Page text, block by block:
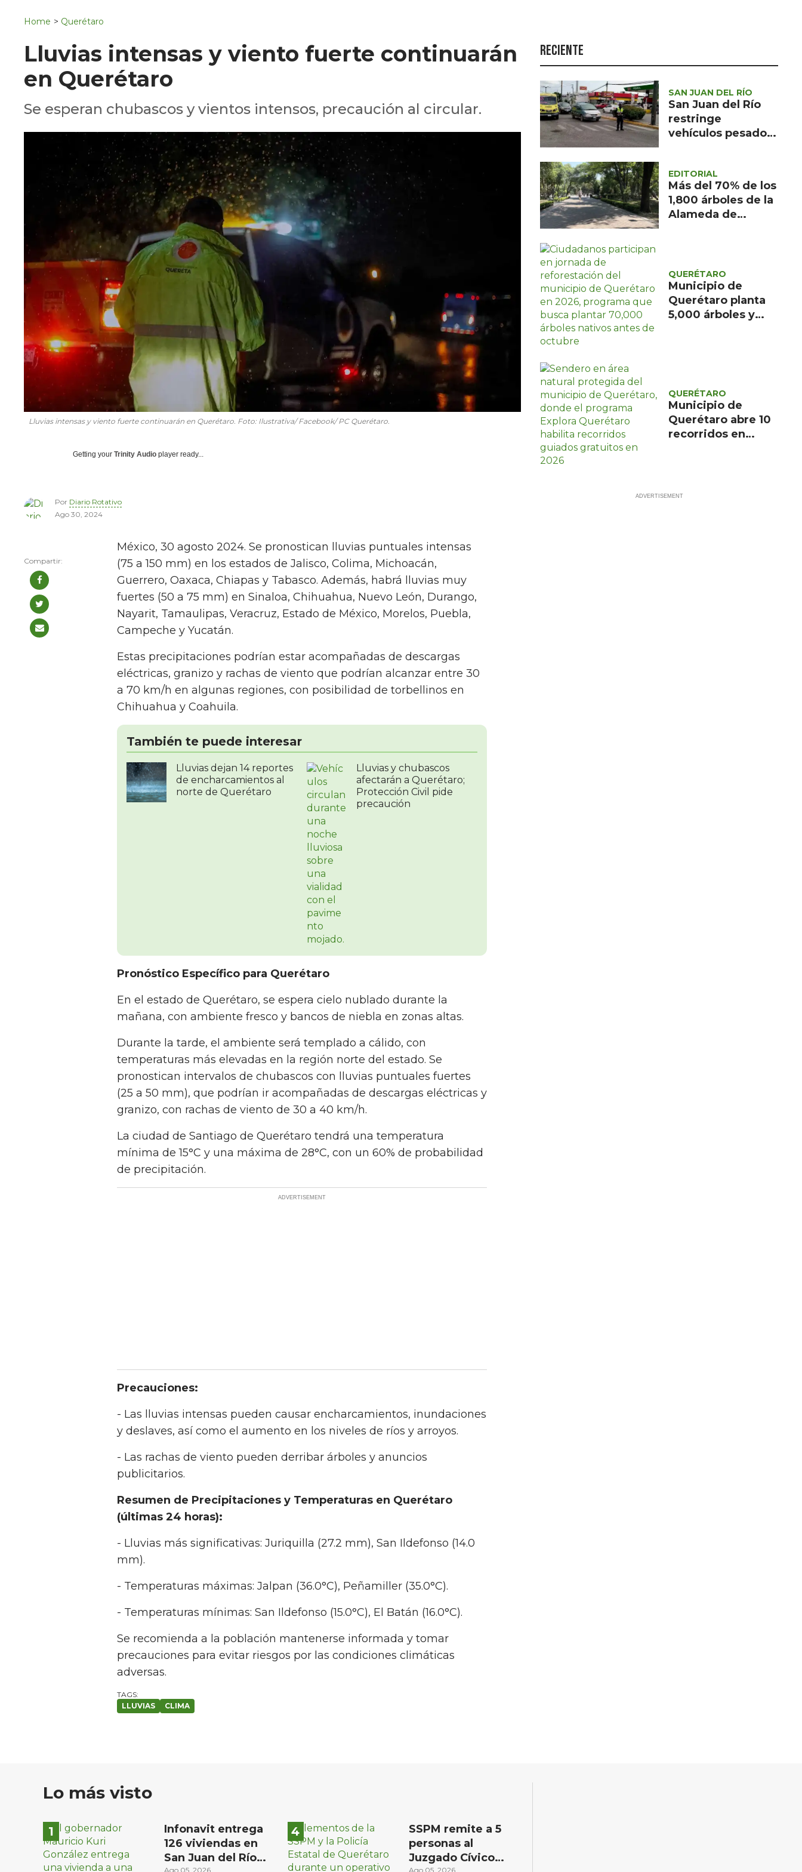
Política
Turismo
Asuntos Sociales
Estilo de vida
Home > Querétaro
Lluvias intensas y viento fuerte continuarán
en Querétaro
Se esperan chubascos y vientos intensos, precaución al circular.
Lluvias intensas y viento fuerte continuarán en Querétaro. Foto: Ilustrativa/ Facebook/ PC Querétaro.
Getting your Trinity Audio player ready...
Por Diario Rotativo
Ago 30, 2024
México, 30 agosto 2024. Se pronostican lluvias puntuales intensas
(75 a 150 mm) en los estados de Jalisco, Colima, Michoacán,
Guerrero, Oaxaca, Chiapas y Tabasco. Además, habrá lluvias muy
fuertes (50 a 75 mm) en Sinaloa, Chihuahua, Nuevo León, Durango,
Nayarit, Tamaulipas, Veracruz, Estado de México, Morelos, Puebla,
Campeche y Yucatán.
Estas precipitaciones podrían estar acompañadas de descargas
eléctricas, granizo y rachas de viento que podrían alcanzar entre 30
a 70 km/h en algunas regiones, con posibilidad de torbellinos en
Chihuahua y Coahuila.
También te puede interesar
Lluvias dejan 14 reportes
de encharcamientos al
norte de Querétaro
Lluvias y chubascos
afectarán a Querétaro;
Protección Civil pide
precaución
Pronóstico Específico para Querétaro
En el estado de Querétaro, se espera cielo nublado durante la
mañana, con ambiente fresco y bancos de niebla en zonas altas.
Durante la tarde, el ambiente será templado a cálido, con
temperaturas más elevadas en la región norte del estado. Se
pronostican intervalos de chubascos con lluvias puntuales fuertes
(25 a 50 mm), que podrían ir acompañadas de descargas eléctricas y
granizo, con rachas de viento de 30 a 40 km/h.
La ciudad de Santiago de Querétaro tendrá una temperatura
mínima de 15°C y una máxima de 28°C, con un 60% de probabilidad
de precipitación.
Precauciones:
- Las lluvias intensas pueden causar encharcamientos, inundaciones
y deslaves, así como el aumento en los niveles de ríos y arroyos.
- Las rachas de viento pueden derribar árboles y anuncios
publicitarios.
Resumen de Precipitaciones y Temperaturas en Querétaro
(últimas 24 horas):
- Lluvias más significativas: Juriquilla (27.2 mm), San Ildefonso (14.0
mm).
- Temperaturas máximas: Jalpan (36.0°C), Peñamiller (35.0°C).
- Temperaturas mínimas: San Ildefonso (15.0°C), El Batán (16.0°C).
Se recomienda a la población mantenerse informada y tomar
precauciones para evitar riesgos por las condiciones climáticas
adversas.
LLUVIAS CLIMA
Reciente
SAN JUAN DEL RÍO
San Juan del Río
restringe
vehículos pesados
EDITORIAL
Más del 70% de los
1,800 árboles de la
Alameda de
QUERÉTARO
Municipio de
Querétaro planta
5,000 árboles y
México
QUERÉTARO
Municipio de
Querétaro abre 10
recorridos en
inscritos
Lo más visto
Infonavit entrega
126 viviendas en
San Juan del Río a
Ago 05, 2026
SSPM remite a 5
personas al
Juzgado Cívico
Ago 05, 2026